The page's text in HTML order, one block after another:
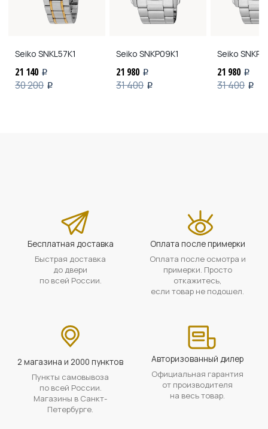
Seiko SNKL57K1
21 140 i
30 200 i
Seiko SNKP09K1
21 980 i
31 400 i
Seiko
21 980 i
31 400 i
Бесплатная доставка
Быстрая доставка
до двери
по всей России.
Оплата после примерки
Оплата после осмотра и
примерки. Просто
откажитесь,
если товар не подошел.
2 магазина и 2000 пунктов
Пункты самовывоза
по всей России.
Магазины в Санкт-
Петербурге.
Авторизованный дилер
Официальная гарантия
от производителя
на весь товар.